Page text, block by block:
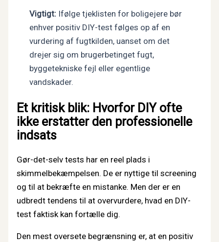
Vigtigt:Ifølge tjeklisten for boligejere bør
enhver positiv DIY-test følges op af en
vurdering af fugtkilden, uanset om det
drejer sig om brugerbetinget fugt,
byggetekniske fejl eller egentlige
vandskader.
Et kritisk blik: Hvorfor DIY ofte
ikke erstatter den professionelle
indsats
Gør-det-selv tests har en reel plads i
skimmelbekæmpelsen. De er nyttige til screening
og til at bekræfte en mistanke. Men der er en
udbredt tendens til at overvurdere, hvad en DIY-
test faktisk kan fortælle dig.
Den mest oversete begrænsning er, at en positiv